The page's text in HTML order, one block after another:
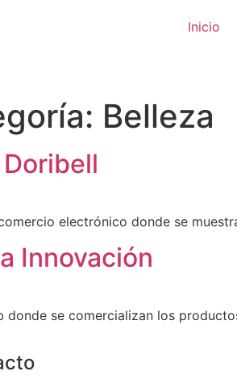
Inicio
Belleza
electrónico donde se
Innovación
donde se comercializan los